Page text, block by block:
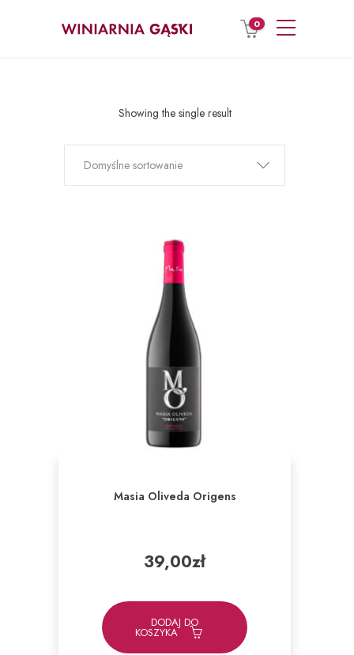
0
Showing the single result
Domyślne sortowanie
Masia Oliveda Origens
39,00zł
DODAJ DO
KOSZYKA